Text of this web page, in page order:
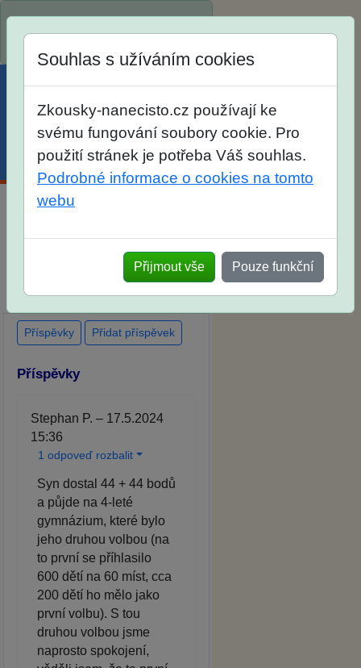
Menu Účet Košík
po skutečných přijímacích
zkouškách
Souhlas s užíváním cookies
Zkousky-nanecisto.cz používají ke
svému fungování soubory cookie. Pro
použití stránek je potřeba Váš souhlas.
Podrobné informace o cookies na tomto
webu
Přijmout vše Pouze funkční
Příspěvky Přidat příspěvek
Příspěvky
Stephan P. – 17.5.2024
15:36
1 odpoveď rozbalit
Syn dostal 44 + 44 bodů
a půjde na 4-leté
gymnázium, které bylo
jeho druhou volbou (na
to první se příhlasilo
600 dětí na 60 míst, cca
200 dětí ho mělo jako
první volbu). S tou
druhou volbou jsme
naprosto spokojení,